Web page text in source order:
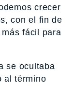
crecer
con el fin de
fácil para
se ocultaba
al término